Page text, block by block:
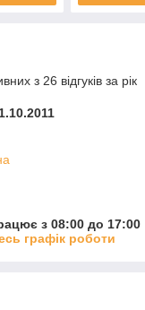
з 26 відгуків за рік
з 08:00 до 17:00
графік роботи